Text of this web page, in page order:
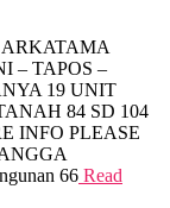
– TAPOS –
19 UNIT
84 SD 104
INFO PLEASE
66 Read